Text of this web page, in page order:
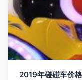
2019年碰碰车价